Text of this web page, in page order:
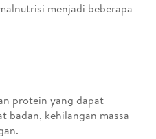
menjadi beberapa
protein yang dapat
badan, kehilangan massa